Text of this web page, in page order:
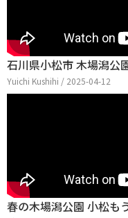
石川県小松市 木場潟公
Yuichi Kushihi / 2025-04-12
春の木場潟公園 小松も